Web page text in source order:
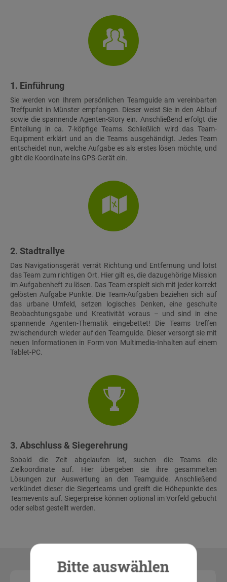
1. Einführung
Sie werden von Ihrem persönlichen Teamguide am vereinbarten
Treffpunkt in Münster empfangen. Dieser weist Sie in den Ablauf
sowie die spannende Agenten-Story ein. Anschließend erfolgt die
Einteilung in ca. 7-köpfige Teams. Schließlich wird das Team-
Equipment erklärt und an die Teams ausgehändigt. Jedes Team
entscheidet nun, welche Aufgabe es als erstes lösen möchte, und
gibt die Koordinate ins GPS-Gerät ein.
2. Stadtrallye
Das Navigationsgerät verrät Richtung und Entfernung und lotst
das Team zum richtigen Ort. Hier gilt es, die dazugehörige Mission
im Aufgabenheft zu lösen. Das Team erspielt sich mit jeder korrekt
gelösten Aufgabe Punkte. Die Team-Aufgaben beziehen sich auf
das urbane Umfeld, setzen logisches Denken, eine geschulte
Beobachtungsgabe und Kreativität voraus – und sind in eine
spannende Agenten-Thematik eingebettet! Die Teams treffen
zwischendurch wieder auf den Teamguide. Dieser versorgt sie mit
neuen Informationen in Form von Multimedia-Inhalten auf einem
Tablet-PC.
3. Abschluss & Siegerehrung
Sobald die Zeit abgelaufen ist, suchen die Teams die
Zielkoordinate auf. Hier übergeben sie ihre gesammelten
Lösungen zur Auswertung an den Teamguide. Anschließend
verkündet dieser die Siegerteams und greift die Höhepunkte des
Teamevents auf. Siegerpreise können optional im Vorfeld gebucht
oder selbst gestellt werden.
Bitte auswählen